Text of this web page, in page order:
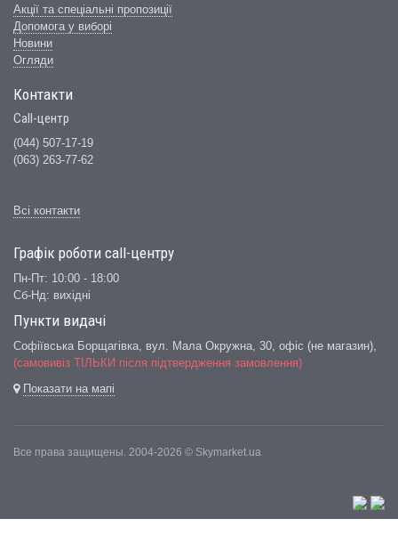
Акції та спеціальні пропозиції
Допомога у виборі
Новини
Огляди
Контакти
Call-центр
(044) 507-17-19
(063) 263-77-62
Всі контакти
Графік роботи сall-центру
Пн-Пт: 10:00 - 18:00
Сб-Нд: вихідні
Пункти видачі
Софіївська Борщагівка, вул. Мала Окружна, 30, офіс (не магазин),
(самовивіз ТІЛЬКИ після підтвердження замовлення)
Показати на мапі
Все права защищены. 2004-2026 © Skymarket.ua